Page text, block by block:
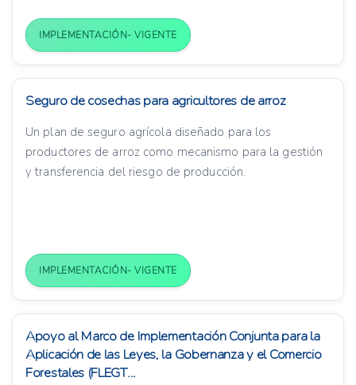
IMPLEMENTACIÓN- VIGENTE
Seguro de cosechas para agricultores de arroz
Un plan de seguro agrícola diseñado para los
productores de arroz como mecanismo para la gestión
y transferencia del riesgo de producción.
IMPLEMENTACIÓN- VIGENTE
Apoyo al Marco de Implementación Conjunta para la
Aplicación de las Leyes, la Gobernanza y el Comercio
Forestales (FLEGT...